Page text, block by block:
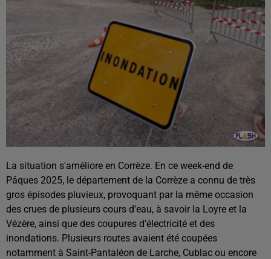
La situation s'améliore en Corrèze. En ce week-end de
Pâques 2025, le département de la Corrèze a connu de très
gros épisodes pluvieux, provoquant par la même occasion
des crues de plusieurs cours d'eau, à savoir la Loyre et la
Vézère, ainsi que des coupures d'électricité et des
inondations. Plusieurs routes avaient été coupées
notamment à Saint-Pantaléon de Larche, Cublac ou encore